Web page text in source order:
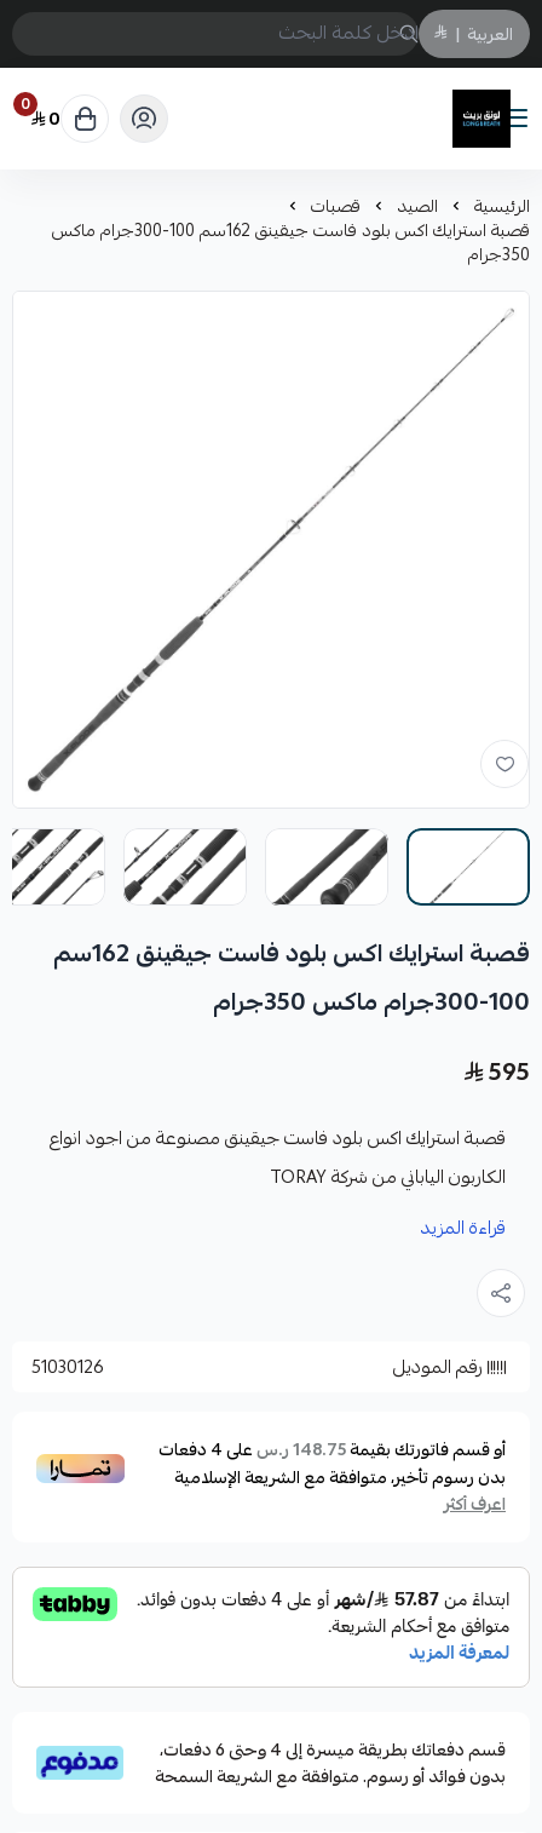
العربية |
لونق بريث
0 0
الرئيسية الصيد قصبات
قصبة استرايك اكس بلود فاست جيقينق 162سم 100-300جرام ماكس
350جرام
قصبة استرايك اكس بلود فاست جيقينق 162سم
100-300جرام ماكس 350جرام
595
قصبة استرايك اكس بلود فاست جيقينق مصنوعة من اجود انواع
الكاربون الياباني من شركة TORAY
المميزات:
يمنح المظهر الانيق للقصبة لمسة كلاسيكية ترضي اي
الموصفات:
الموديل : اكس بلود
وزن اللور : 100-300 جرام ماكس 350جرام
الاكشن : فاست اكشن
الخيط : P.E5.0 -3.0
عدد القطع : قطعة واحدة
• وزن القصبة (206g) Rod Weigh
قراءة المزيد
رقم الموديل 51030126
أو قسم فاتورتك بقيمة148.75 ر.س على4دفعات
بدون رسوم تأخير، متوافقة مع الشريعة الإسلامية
اعرف أكثر
قسم دفعاتك بطريقة ميسرة إلى 4 وحتى 6 دفعات،
بدون فوائد أو رسوم. متوافقة مع الشريعة السمحة